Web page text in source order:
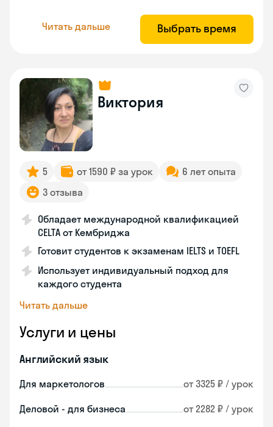
Читать дальше Выбрать время
Виктория
5 от 1590 ₽ за урок
6 лет опыта
3 отзыва
Обладает международной квалификацией
CELTA от Кембриджа
Готовит студентов к экзаменам IELTS и TOEFL
Использует индивидуальный подход для
каждого студента
Читать дальше
Услуги и цены
Английский язык
Для маркетологов от 3325 ₽ / урок
Деловой - для бизнеса от 2282 ₽ / урок